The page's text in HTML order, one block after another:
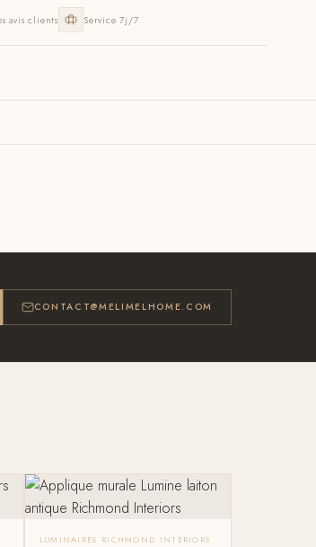
avis clients Service 7j/7
CONTACT@MELIMELHOME.COM
LUMINAIRES RICHMOND INTERIORS